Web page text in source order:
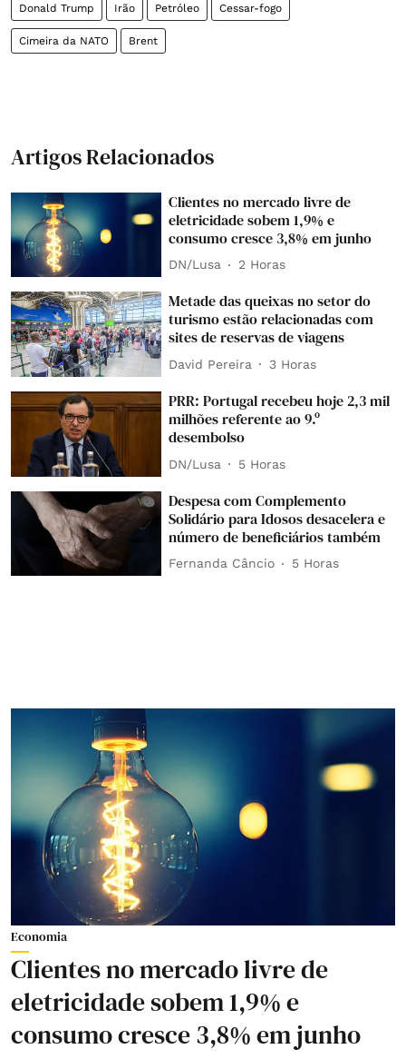
Donald Trump Irão Petróleo Cessar-fogo
Cimeira da NATO Brent
Artigos Relacionados
Clientes no mercado livre de
eletricidade sobem 1,9% e
consumo cresce 3,8% em junho
DN/Lusa 2 Horas
Metade das queixas no setor do
turismo estão relacionadas com
sites de reservas de viagens
David Pereira 3 Horas
PRR: Portugal recebeu hoje 2,3 mil
milhões referente ao 9.º
desembolso
DN/Lusa 5 Horas
Despesa com Complemento
Solidário para Idosos desacelera e
número de beneficiários também
Fernanda Câncio 5 Horas
Economia
Clientes no mercado livre de
eletricidade sobem 1,9% e
consumo cresce 3,8% em junho